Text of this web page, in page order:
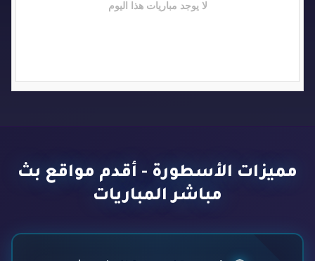
لا يوجد مباريات هذا اليوم
مميزات الأسطورة - أقدم مواقع بث
مباشر المباريات